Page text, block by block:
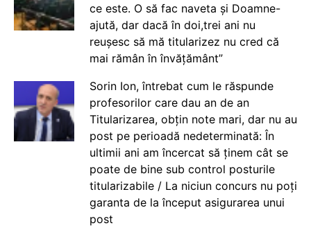
ce este. O să fac naveta și Doamne-
ajută, dar dacă în doi,trei ani nu
reușesc să mă titularizez nu cred că
mai rămân în învățământ”
Sorin Ion, întrebat cum le răspunde
profesorilor care dau an de an
Titularizarea, obțin note mari, dar nu au
post pe perioadă nedeterminată: În
ultimii ani am încercat să ținem cât se
poate de bine sub control posturile
titularizabile / La niciun concurs nu poți
garanta de la început asigurarea unui
post